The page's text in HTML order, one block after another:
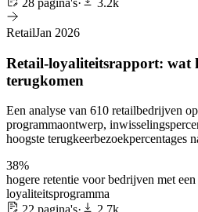
28 pagina's· 3.2k
RetailJan 2026
Retail-loyaliteitsrapport: wat
terugkomen
Een analyse van 610 retailbedrijven
programmaontwerp,
hoogste terugkeerbezoekpercentages
38%
hogere retentie voor bedrijven met
loyaliteitsprogramma